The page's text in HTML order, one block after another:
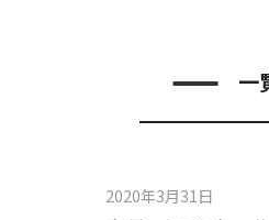
2020年3月31日
一